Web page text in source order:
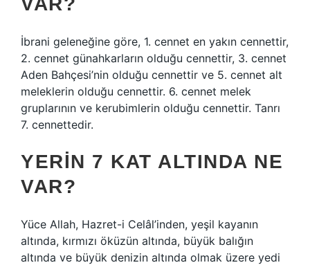
İbrani geleneğine göre, 1. cennet en yakın cennettir,
2. cennet günahkarların olduğu cennettir, 3. cennet
Aden Bahçesi’nin olduğu cennettir ve 5. cennet alt
meleklerin olduğu cennettir. 6. cennet melek
gruplarının ve kerubimlerin olduğu cennettir. Tanrı
7. cennettedir.
YERIN 7 KAT ALTINDA NE
VAR?
Yüce Allah, Hazret-i Celâl’inden, yeşil kayanın
altında, kırmızı öküzün altında, büyük balığın
altında ve büyük denizin altında olmak üzere yedi